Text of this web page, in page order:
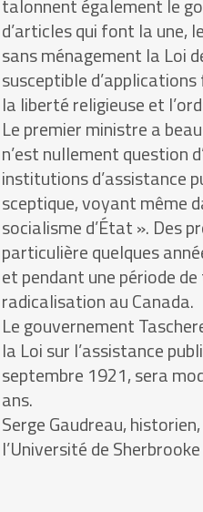
talonnent également le
d’articles qui font la une,
sans ménagement la Loi
susceptible
la liberté religieuse et
Le premier ministre a
n’est nullement question
institutions d’assistance
sceptique, voyant même
socialisme d’État ». Des
particulière quelques
et pendant une période
radicalisation au Canada.
Le gouvernement
la Loi sur l’assistance
septembre 1921, sera
ans.
Serge Gaudreau,
l’Université de Sherbrooke